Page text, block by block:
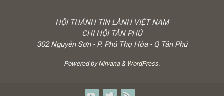
HỘI THÁNH TIN LÀNH VIỆT NAM
CHI HỘI TÂN PHÚ
302 Nguyễn Sơn - P. Phú Thọ Hòa - Q Tân Phú
Powered byNirvana& WordPress.